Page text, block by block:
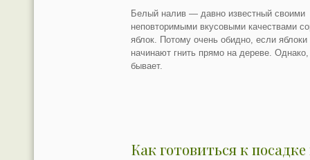
Белый налив — давно известный своими
неповторимыми вкусовыми качествами
яблок. Потому очень обидно, если яблоки
начинают гнить прямо на дереве. Однако,
бывает.
Как готовиться к